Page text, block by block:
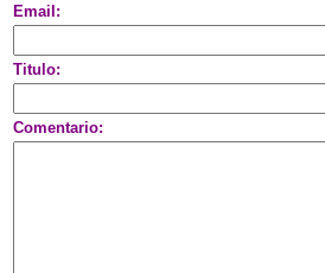
Email:
Titulo:
Comentario: